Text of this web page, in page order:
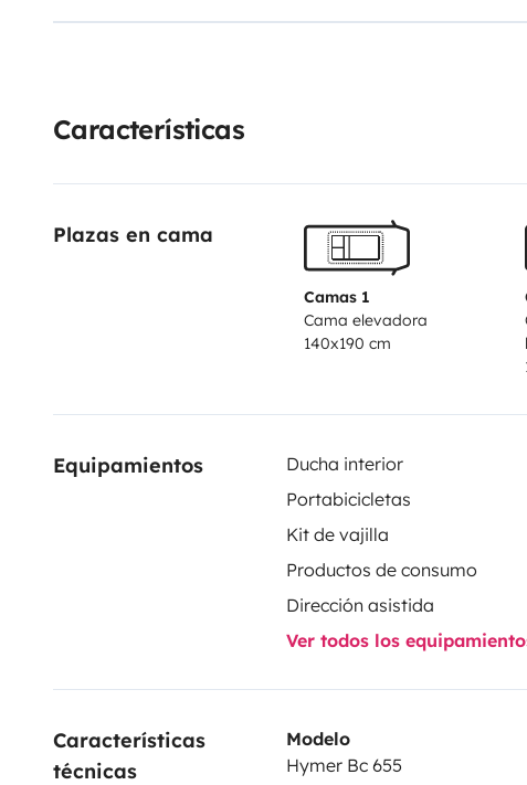
de estimação.
Roupa da cama e conjunto de toalhas para duas
Características
Plazas en cama
Camas 1
Cama elevadora
140x190 cm
Equipamientos Ducha interior
Portabicicletas
Kit de vajilla
Productos de consumo
Dirección asistida
Ver todos los
Características
técnicas
Modelo
Hymer Bc 655